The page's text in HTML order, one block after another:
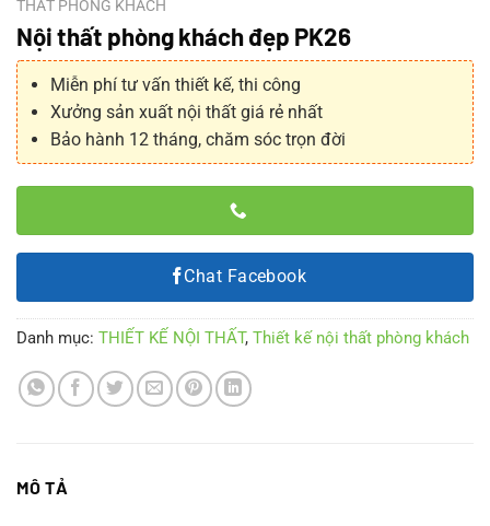
THẤT PHÒNG KHÁCH
Nội thất phòng khách đẹp PK26
Miễn phí tư vấn thiết kế, thi công
Xưởng sản xuất nội thất giá rẻ nhất
Bảo hành 12 tháng, chăm sóc trọn đời
Chat Facebook
Danh mục: THIẾT KẾ NỘI THẤT, Thiết kế nội thất phòng khách
MÔ TẢ